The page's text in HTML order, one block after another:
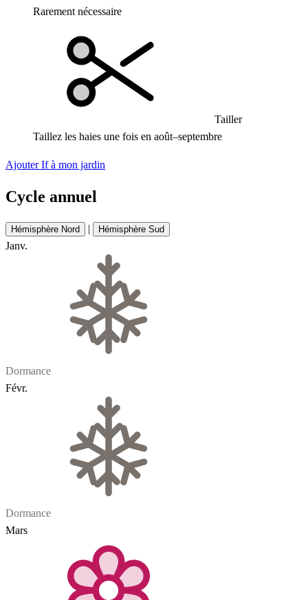
Rarement nécessaire
Tailler
Taillez les haies une fois en août–septembre
Ajouter If à mon jardin
Cycle annuel
Hémisphère Nord | Hémisphère Sud
Janv.
Dormance
Févr.
Dormance
Mars